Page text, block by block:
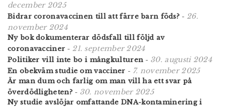
december 2025
Bidrar coronavaccinen till att färre barn föds? - 26.
november 2024
Ny bok dokumenterar dödsfall till följd av
coronavacciner - 21. september 2024
Politiker vill inte bo i mångkulturen - 30. augusti 2024
En obekväm studie om vacciner - 7. november 2025
Är man dum och farlig om man vill ha ett svar på
överdödligheten?- 30. november 2025
Ny studie avslöjar omfattande DNA-kontaminering i